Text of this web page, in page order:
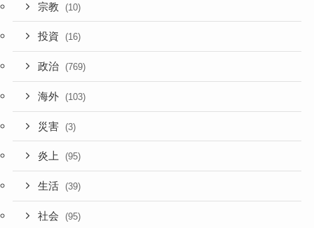
宗教 (10)
投資 (16)
政治 (769)
海外 (103)
災害 (3)
炎上 (95)
生活 (39)
社会 (95)